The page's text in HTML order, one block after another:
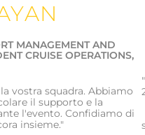
MANAGEMENT AND
CRUISE OPERATIONS,
vostra squadra. Abbiamo
il supporto e la
l'evento. Confidiamo di
insieme."